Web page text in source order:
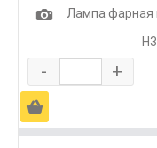
1
Лампа фарная
- +
Ä